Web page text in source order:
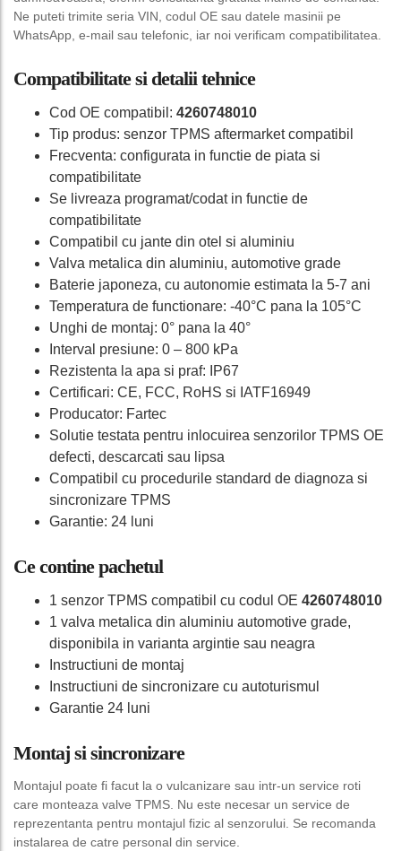
Ne puteti trimite seria VIN, codul OE sau datele masinii pe
WhatsApp, e-mail sau telefonic, iar noi verificam compatibilitatea.
Compatibilitate si detalii tehnice
Cod OE compatibil: 4260748010
Tip produs: senzor TPMS aftermarket compatibil
Frecventa: configurata in functie de piata si
compatibilitate
Se livreaza programat/codat in functie de
compatibilitate
Compatibil cu jante din otel si aluminiu
Valva metalica din aluminiu, automotive grade
Baterie japoneza, cu autonomie estimata la 5-7 ani
Temperatura de functionare: -40°C pana la 105°C
Unghi de montaj: 0° pana la 40°
Interval presiune: 0 – 800 kPa
Rezistenta la apa si praf: IP67
Certificari: CE, FCC, RoHS si IATF16949
Producator: Fartec
Solutie testata pentru inlocuirea senzorilor TPMS OE
defecti, descarcati sau lipsa
Compatibil cu procedurile standard de diagnoza si
sincronizare TPMS
Garantie: 24 luni
Ce contine pachetul
1 senzor TPMS compatibil cu codul OE 4260748010
1 valva metalica din aluminiu automotive grade,
disponibila in varianta argintie sau neagra
Instructiuni de montaj
Instructiuni de sincronizare cu autoturismul
Garantie 24 luni
Montaj si sincronizare
Montajul poate fi facut la o vulcanizare sau intr-un service roti
care monteaza valve TPMS. Nu este necesar un service de
reprezentanta pentru montajul fizic al senzorului. Se recomanda
instalarea de catre personal din service.